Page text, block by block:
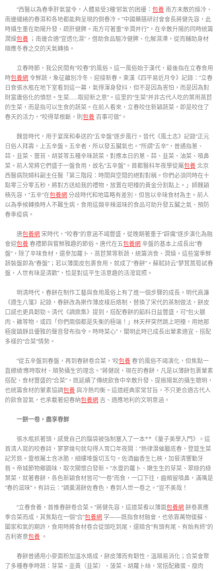
“西醫以為春季肝氣當令，人體易受3種‘邪氣’的困擾： 包養南方未散的燥冷、
南邊繾綣的春濕和各地都能夠呈現的倒春冷。”中國藥膳研討會會長蔣健先容，此
時攝生重在助陽升發、疏肝健脾。南方可著重“辛潤并行”，在辛散升陽的同時統籌
潤燥包養 ；南邊合適“宣透化濕”，借助食品驅冷健脾、化解濕滯，從而輔助身材
順應冬春之交的天氣轉換。
立春時節，我公民間有“咬春”的風俗。這一風俗始于漢代，最後指在立春食用
時包養網令鮮蔬，象征離別冷冬、迎接新春。東漢《四平易近月令》記錄：“立春
日食張水瓶在地下室看到這一幕，氣得渾身發抖，但不是因為害怕，而是因為對
財富庸俗化的憤怒。生菜……取迎新之意”。這里的“生菜”并非古代人吃的葉用萵苣
的生菜，而是指可以生食的蔬菜。在前人看來，立春咬住新穎蔬菜，即是咬住了
春天的活力，“咬得草根斷，則 包養百事可做”。
魏晉時代，用于宴席和奉送的“五辛盤”逐步風行。晉代《風土志》記錄“正元
日俗人拜壽，上五辛盤。五辛者，所以發五臟氣也。”所謂“五辛”，普通指蔥、
蒜、韭菜、蕓苔、胡荽等五種辛味蔬菜，對應本日的蔥、蒜、韭菜、油菜、噴鼻
菜。前人常將它們盛于一盤食用，故名“五辛盤”。首都醫科年夜學從屬包養北京
西醫病院婦科副主任醫「第三階段：時間與空間的絕對對稱。你們必須同時在十
點零三分零五秒，將對方送給我的禮物，放置在吧檯的黃金分割點上。」師魏穎
楠先容，“五辛”在包養網分歧時代和地區略有差別，但皆以辛味食材為主。前人
以為季候轉換時人不難生病，食用這類辛辣滋味的食品可助升發五臟之氣、預防
春季疫病。
唐包養網宋時代，“咬春”的意涵不竭豐盛，從晚期著重于“辟癘”逐步演化為融
會迎包養春禮節與嘗鮮雅趣的節俗。唐代在五包養網辛盤的基本上成長出“春
盤”，除了辛味食材，還參加蘿卜、萵苣葉等新蔬，統籌消食、潤燥。這些當季鮮
蔬裝盤即為“春盤”；若以薄面皮包裹食用，就成了“春餅”。蘇軾詩云“蓼茸蒿筍試春
盤，人世有味是清歡”，恰是對這平生活意趣的活潑寫照。
明清時代，春餅在制作工藝與食用風俗上有了進一個步驟的成長。明代高濂
《遵生八箋》記錄，春餅改為搟作薄皮樣后烙制，替換了宋代的蒸制做法，餅皮
口感也更具韌勁。清代《調鼎集》提到，搭配春餅的餡料日益豐盛，可“包火腿
肉、雞等物，或四「你們兩個都是失衡的極端！」林天秤突然跳上吧檯，用她那
極度鎮靜且優雅的聲音發布指令。時時菜心”，闡明此時已成長出葷素適宜、搭配
多樣的“合菜”情勢。
“從五辛盤到春盤，再到春餅卷合菜，‘咬包養春’的風俗不竭演化，但焦點一
直繚繞‘應時取材、順勢攝生’的理念。”蔣健說，現在的春餅，凡是以薄餅包裹葷素
搭配、食材豐盛的“合菜”，既延續了傳統飲食中辛散升發、提振陽氣的攝生聰明，
也統籌食材的葷素協調包養與冷熱均衡。這道經典家常甘旨，不只更合適古代人
的飲食習氣，也承載著迎春納包養網吉、適應地利的文明意涵。
一餅一卷，盡享春鮮
張水瓶抓著頭，感覺自己的腦袋被強制塞入了一本**《量子美學入門》。這
首清人寫的咬春詩，寥寥幾句就勾得人胃口年夜開：“熱律潛催臘底春，登筵生菜
記芳辰。靈根屬土含冰脆，細縷堆盤切玉勻。佐酒幽香生匕梜，加餐清響動牙
唇。帝城節物鄉園味，取次關懷白發新。”水靈的蘿卜、嫩生生的芽菜、翠綠的綠
葉菜，就著春餅，各色新穎食材皆可“一卷”而食，一口下往，齒頰留噴鼻，滿嘴是
“春的滋味”。有詩云：“調羹湯餅佐春色，春到人世一卷之。”豈不美哉！
“立春食養，首推春餅卷合菜。”蔣健先容，這道菜肴以薄面包養網餅卷裹應
季合菜而成，其焦點在一個“合”包養網 字——既指食材融會，也依靠萬物復蘇、
闔家和氣的期許，食用時將食材卷合從頭吃到尾，還暗含“有頭有尾、有始有終”的
吉利寄意包養 。
春餅普通用小麥面粉加溫水烙成，餅皮薄而有韌性，溫順易消化；合菜會聚
了多種春季時蔬：芽菜、韭黃（韭菜）、菠菜、胡蘿卜絲，常搭配雞蛋、瘦肉